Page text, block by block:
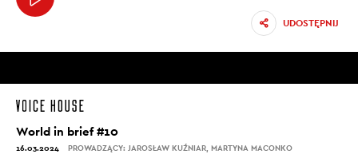
UDOSTĘPNIJ
World in brief #10
16.03.2024 PROWADZĄCY: JAROSŁAW KUŹNIAR, MARTYNA MACONKO